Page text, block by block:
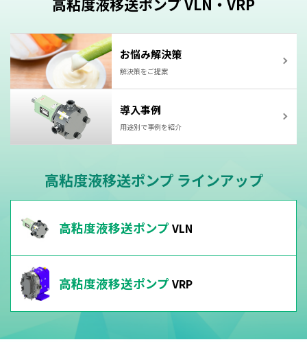
高粘度液移送ポンプ VLN・VRP
お悩み解決策
解決策をご提案
導入事例
用途別で事例を紹介
高粘度液移送ポンプ ラインアップ
高粘度液移送ポンプ VLN
高粘度液移送ポンプ VRP